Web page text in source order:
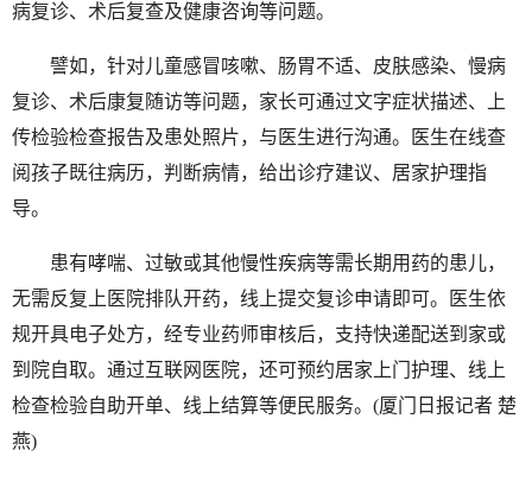
病复诊、术后复查及健康咨询等问题。
譬如，针对儿童感冒咳嗽、肠胃不适、皮肤感染、慢病
复诊、术后康复随访等问题，家长可通过文字症状描述、上
传检验检查报告及患处照片，与医生进行沟通。医生在线查
阅孩子既往病历，判断病情，给出诊疗建议、居家护理指
导。
患有哮喘、过敏或其他慢性疾病等需长期用药的患儿，
无需反复上医院排队开药，线上提交复诊申请即可。医生依
规开具电子处方，经专业药师审核后，支持快递配送到家或
到院自取。通过互联网医院，还可预约居家上门护理、线上
检查检验自助开单、线上结算等便民服务。(厦门日报记者 楚
燕)